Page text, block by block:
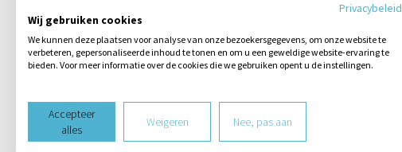
Privacybeleid
Wij gebruiken cookies
We kunnen deze plaatsen voor analyse van onze bezoekersgegevens, om onze website te
verbeteren, gepersonaliseerde inhoud te tonen en om u een geweldige website-ervaring te
bieden. Voor meer informatie over de cookies die we gebruiken opent u de instellingen.
Accepteer
alles
Weigeren Nee, pas aan